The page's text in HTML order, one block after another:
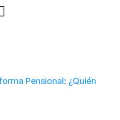
Pensional: ¿Quién